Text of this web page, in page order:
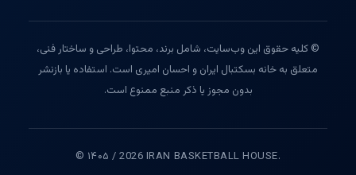
© کلیه حقوق این وب‌سایت، شامل برند، محتوا، طراحی و ساختار فنی،
متعلق به خانه بسکتبال ایران و احسان امیری است. استفاده یا بازنشر
بدون مجوز یا ذکر منبع ممنوع است.
© ۱۴۰۵ / 2026 IRAN BASKETBALL HOUSE.